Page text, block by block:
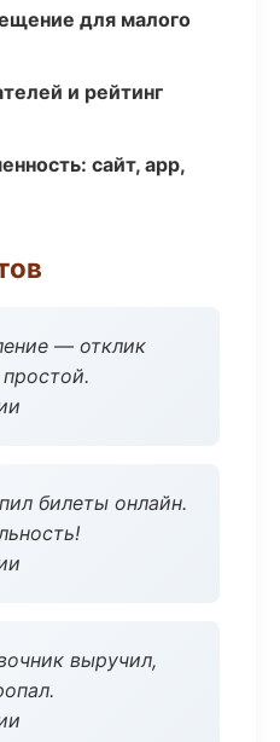
для малого
и рейтинг
сайт, app,
— отклик
билеты онлайн.
выручил,